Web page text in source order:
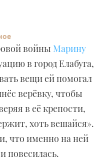
войны Марину
в город Елабуга,
вещи ей помогал
верёвку, чтобы
в её крепости,
хоть вешайся».
что именно на ней
повесилась.